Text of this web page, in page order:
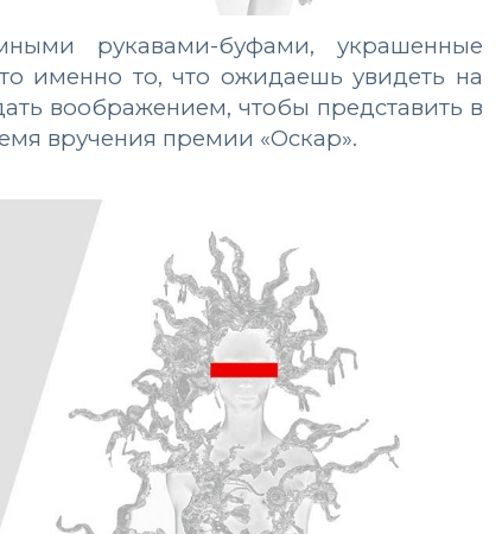
рукавами-буфами, украшенные
именно то, что ожидаешь увидеть на
воображением, чтобы представить в
вручения премии «Оскар».